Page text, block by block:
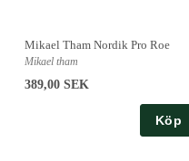
Mikael Tham Nordik Pro Roe
Mikael tham
389,00 SEK
Köp